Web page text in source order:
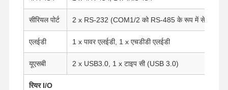
सीरियल पोर्ट 2 x RS-232 (COM1/2 को RS-485 के रूप में सेट किया
एलईडी 1 x पावर एलईडी, 1 x एचडीडी एलईडी
यूएसबी 2 x USB3.0, 1 x टाइप सी (USB 3.0)
रियर I/O